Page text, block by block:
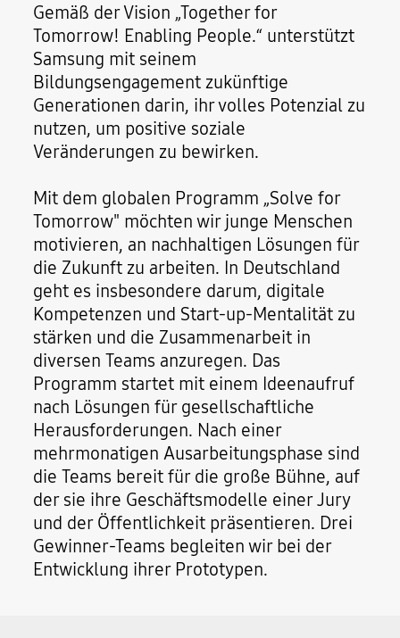
Gemäß der Vision „Together for
Tomorrow! Enabling People.“ unterstützt
Samsung mit seinem
Bildungsengagement zukünftige
Generationen darin, ihr volles Potenzial zu
nutzen, um positive soziale
Veränderungen zu bewirken.
Mit dem globalen Programm „Solve for
Tomorrow" möchten wir junge Menschen
motivieren, an nachhaltigen Lösungen für
die Zukunft zu arbeiten. In Deutschland
geht es insbesondere darum, digitale
Kompetenzen und Start-up-Mentalität zu
stärken und die Zusammenarbeit in
diversen Teams anzuregen. Das
Programm startet mit einem Ideenaufruf
nach Lösungen für gesellschaftliche
Herausforderungen. Nach einer
mehrmonatigen Ausarbeitungsphase sind
die Teams bereit für die große Bühne, auf
der sie ihre Geschäftsmodelle einer Jury
und der Öffentlichkeit präsentieren. Drei
Gewinner-Teams begleiten wir bei der
Entwicklung ihrer Prototypen.